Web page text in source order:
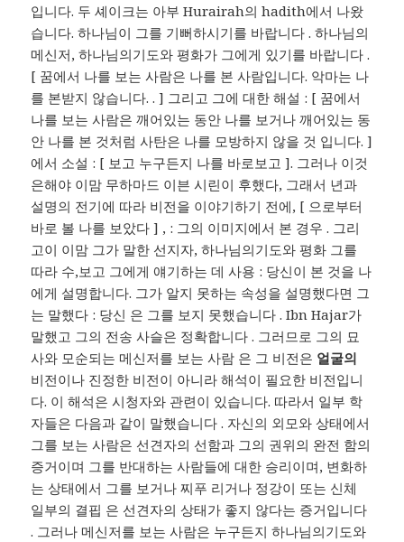
입니다. 두 셰이크는 아부 Hurairah의 hadith에서 나왔
습니다. 하나님이 그를 기뻐하시기를 바랍니다 . 하나님의
메신저, 하나님의기도와 평화가 그에게 있기를 바랍니다 .
[ 꿈에서 나를 보는 사람은 나를 본 사람입니다. 악마는 나
를 본받지 않습니다. . ] 그리고 그에 대한 해설 : [ 꿈에서
나를 보는 사람은 깨어있는 동안 나를 보거나 깨어있는 동
안 나를 본 것처럼 사탄은 나를 모방하지 않을 것 입니다. ]
에서 소설 : [ 보고 누구든지 나를 바로보고 ]. 그러나 이것
은해야 이맘 무하마드 이븐 시린이 후했다, 그래서 년과
설명의 전기에 따라 비전을 이야기하기 전에, [ 으로부터
바로 볼 나를 보았다 ] , : 그의 이미지에서 본 경우 . 그리
고이 이맘 그가 말한 선지자, 하나님의기도와 평화 그를
따라 수,보고 그에게 얘기하는 데 사용 : 당신이 본 것을 나
에게 설명합니다. 그가 알지 못하는 속성을 설명했다면 그
는 말했다 : 당신 은 그를 보지 못했습니다 . Ibn Hajar가
말했고 그의 전송 사슬은 정확합니다 . 그러므로 그의 묘
사와 모순되는 메신저를 보는 사람 은 그 비전은 얼굴의
비전이나 진정한 비전이 아니라 해석이 필요한 비전입니
다. 이 해석은 시청자와 관련이 있습니다. 따라서 일부 학
자들은 다음과 같이 말했습니다 . 자신의 외모와 상태에서
그를 보는 사람은 선견자의 선함과 그의 권위의 완전 함의
증거이며 그를 반대하는 사람들에 대한 승리이며, 변화하
는 상태에서 그를 보거나 찌푸 리거나 정강이 또는 신체
일부의 결핍 은 선견자의 상태가 좋지 않다는 증거입니다
. 그러나 메신저를 보는 사람은 누구든지 하나님의기도와